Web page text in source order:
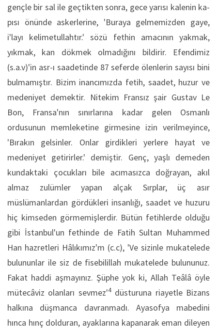
gençle bir sal ile geçtikten sonra, gece yarısı kalenin ka­
pısı önünde askerlerine, 'Bu­raya gelmemizden gaye,
i'layı kelimetullahtır.' sözü fethin amacının yakmak,
yıkmak, kan dökmek olmadığını bildi­rir. Efendimiz
(s.a.v)'in asr-ı saadetinde 87 seferde ölenlerin sayısı bini
bulmamıştır. Bizim inancımızda fetih, sa­adet, huzur ve
medeniyet demektir. Nitekim Fransız şair Gustav Le
Bon, Fransa'nın sınırlarına kadar ge­len Osmanlı
ordusunun memleketine girmesine izin verilmeyince,
'Bırakın gelsinler. Onlar girdikleri yer­lere hayat ve
medeniyet getirirler.' demiştir. Genç, yaşlı demeden
kundaktaki çocukları bile acımasızca doğrayan, akıl
almaz zulümler yapan al­çak Sırplar, üç asır
müslümanlardan gördükleri in­sanlığı, saadet ve huzuru
hiç kimseden görmemişler­dir. Bütün fetihlerde olduğu
gibi İstanbul'un fet­hinde de Fatih Sultan Muhammed
Han hazretleri Hâlıkımız'm (c.c), 'Ve sizinle mukatelede
bulununlar ile siz de fisebilillah mukatelede bulununuz.
Fa­kat haddi aşmayınız. Şüphe yok ki, Allah Teâlâ öyle
mütecâviz olanları sevmez'4düsturuna riayetle Bi­zans
halkına düşmanca davranmadı. Ayasofya ma­bedini
hınca hınç dolduran, ayaklarına kapanarak eman dileyen